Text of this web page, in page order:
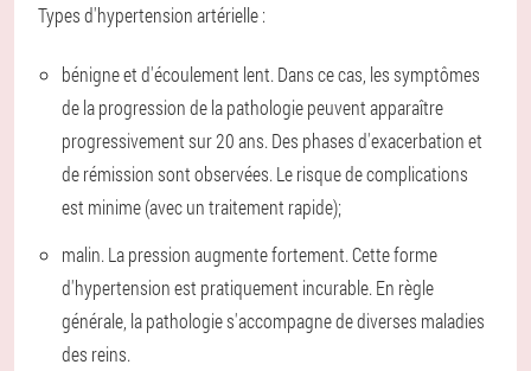
Types d'hypertension artérielle :
bénigne et d'écoulement lent. Dans ce cas, les symptômes
de la progression de la pathologie peuvent apparaître
progressivement sur 20 ans. Des phases d'exacerbation et
de rémission sont observées. Le risque de complications
est minime (avec un traitement rapide);
malin. La pression augmente fortement. Cette forme
d'hypertension est pratiquement incurable. En règle
générale, la pathologie s'accompagne de diverses maladies
des reins.